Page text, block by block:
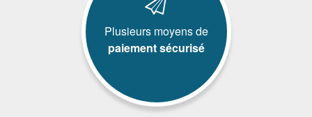
Plusieurs moyens de
paiement sécurisé